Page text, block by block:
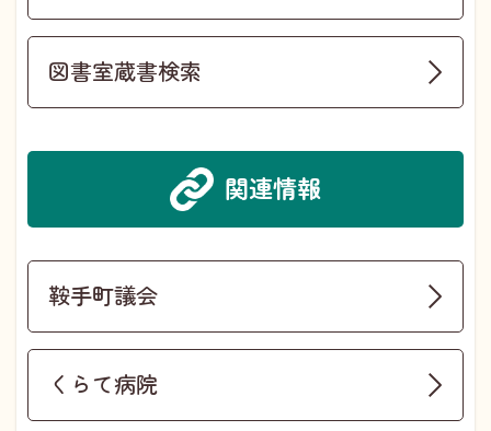
図書室蔵書検索
関連情報
鞍手町議会
くらて病院